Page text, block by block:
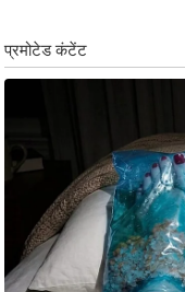
ड
हॉ
ड
ल्म
स
मी